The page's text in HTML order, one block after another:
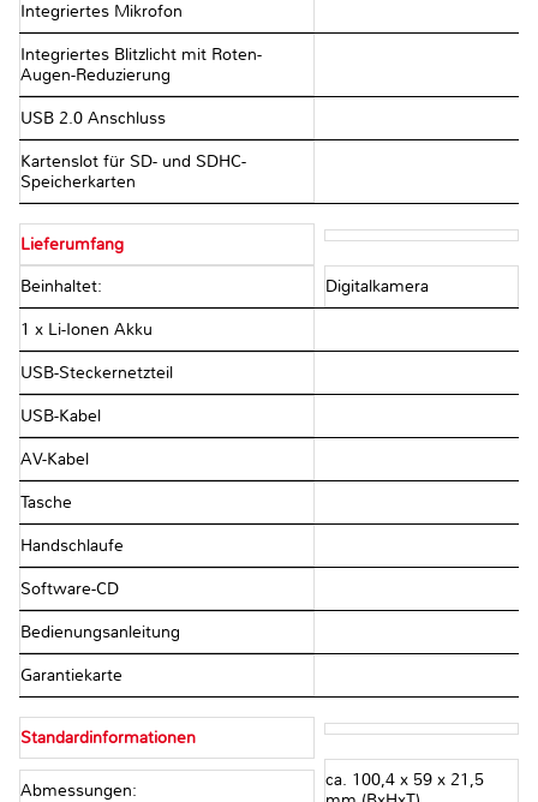
Integriertes Mikrofon
Integriertes Blitzlicht mit Roten-
Augen-Reduzierung
USB 2.0 Anschluss
Kartenslot für SD- und SDHC-
Speicherkarten
Lieferumfang
Beinhaltet: Digitalkamera
1 x Li-Ionen Akku
USB-Steckernetzteil
USB-Kabel
AV-Kabel
Tasche
Handschlaufe
Software-CD
Bedienungsanleitung
Garantiekarte
Standardinformationen
Abmessungen:
ca. 100,4 x 59 x 21,5